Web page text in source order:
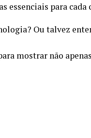
essenciais para cada
Ou talvez
mostrar não